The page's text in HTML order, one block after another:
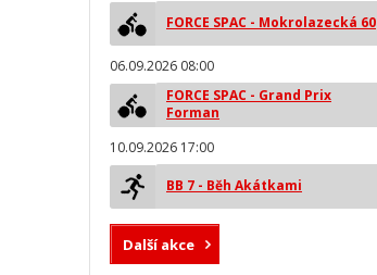
FORCE SPAC - Mokrolazecká 60
06.09.2026 08:00
FORCE SPAC - Grand Prix
Forman
10.09.2026 17:00
BB 7 - Běh Akátkami
Další akce